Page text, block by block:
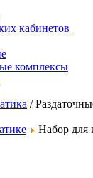
кабинетов
комплексы
/
Набор для